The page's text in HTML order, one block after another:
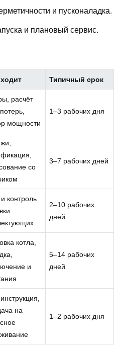
и пусконаладка.
и плановый сервис.
Типичный срок
расчёт
мощности
1–3 рабочих дня
со
3–7 рабочих дней
контроль
2–10 рабочих
дней
котла,
и
5–14 рабочих
дней
на
1–2 рабочих дня